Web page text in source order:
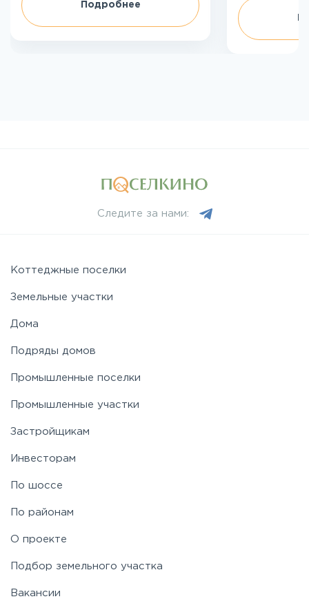
Подробнее
Следите за нами:
Коттеджные поселки
Земельные участки
Дома
Подряды домов
Промышленные поселки
Промышленные участки
Застройщикам
Инвесторам
По шоссе
По районам
О проекте
Подбор земельного участка
Вакансии